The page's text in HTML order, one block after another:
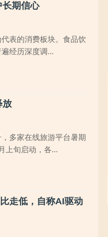
期信心
表的消费板块。食品饮
经历深度调...
放
多家在线旅游平台暑期
上旬启动，各...
走低，自称AI驱动